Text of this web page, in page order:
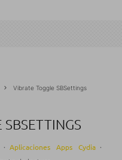
Vibrate Toggle SBSettings
· Aplicaciones Apps Cydia ·